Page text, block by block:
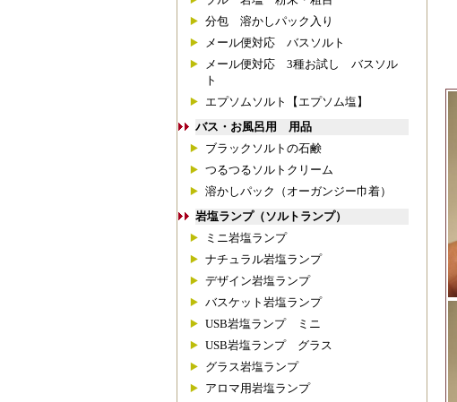
分包 溶かしパック入り
メール便対応 バスソルト
メール便対応 3種お試し バスソル
ト
エプソムソルト【エプソム塩】
バス・お風呂用 用品
ブラックソルトの石鹸
つるつるソルトクリーム
溶かしパック（オーガンジー巾着）
岩塩ランプ（ソルトランプ）
ミニ岩塩ランプ
ナチュラル岩塩ランプ
デザイン岩塩ランプ
バスケット岩塩ランプ
USB岩塩ランプ ミニ
USB岩塩ランプ グラス
グラス岩塩ランプ
アロマ用岩塩ランプ